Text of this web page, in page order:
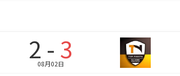
2 - 3
08月02日